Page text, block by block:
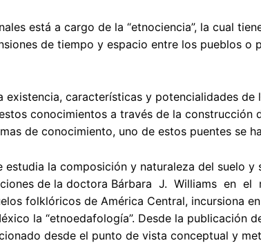
está a cargo de la “etnociencia”, la cual
de tiempo y espacio entre los pueblos o
existencia, características y potencialidades
conocimientos a través de la construcción
de conocimiento, uno de estos puentes se
estudia la composición y naturaleza del suelo
de la doctora Bárbara J. Williams en
folklóricos de América Central, incursiona
la “etnoedafología”. Desde la publicación
desde el punto de vista conceptual y